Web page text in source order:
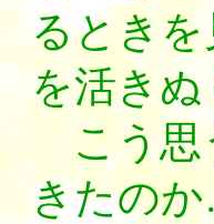
るとき
を活き
こう思
きたの